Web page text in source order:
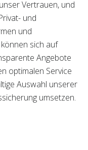
Vertrauen, und
und
und
sich auf
Angebote
optimalen Service
Auswahl unserer
umsetzen.